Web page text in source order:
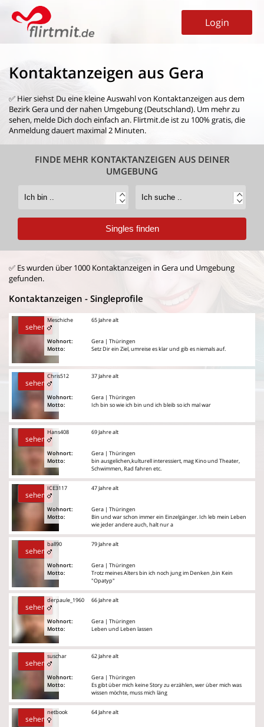
Login
Kontaktanzeigen aus Gera
✅ Hier siehst Du eine kleine Auswahl von Kontaktanzeigen aus dem
Bezirk Gera und der nahen Umgebung (Deutschland). Um mehr zu
sehen, melde Dich doch einfach an. Flirtmit.de ist zu 100% gratis, die
Anmeldung dauert maximal 2 Minuten.
FINDE MEHR KONTAKTANZEIGEN AUS DEINER
UMGEBUNG
✅ Es wurden über 1000 Kontaktanzeigen in Gera und Umgebung
gefunden.
Kontaktanzeigen - Singleprofile
sehen
Meschiche
Wohnort:
Motto:
65 Jahre alt
Gera | Thüringen
Setz Dir ein Ziel, umreise es klar und gib es niemals auf.
sehen
Chris512
Wohnort:
Motto:
37 Jahre alt
Gera | Thüringen
Ich bin so wie ich bin und ich bleib so ich mal war
sehen
Hans408
Wohnort:
Motto:
69 Jahre alt
Gera | Thüringen
bin ausgelichen,kulturell interessiert, mag Kino und Theater,
Schwimmen, Rad fahren etc.
sehen
ICE3117
Wohnort:
Motto:
47 Jahre alt
Gera | Thüringen
Bin und war schon immer ein Einzelgänger. Ich leb mein Leben
wie jeder andere auch, halt nur a
sehen
ball90
Wohnort:
Motto:
79 Jahre alt
Gera | Thüringen
Trotz meines Alters bin ich noch jung im Denken ,bin Kein
"Opatyp"
sehen
derpaule_1960
Wohnort:
Motto:
66 Jahre alt
Gera | Thüringen
Leben und Leben lassen
sehen
suschar
Wohnort:
Motto:
62 Jahre alt
Gera | Thüringen
Es gibt über mich keine Story zu erzählen, wer über mich was
wissen möchte, muss mich läng
sehen
netbook 64 Jahre alt